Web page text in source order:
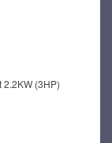
(3HP)